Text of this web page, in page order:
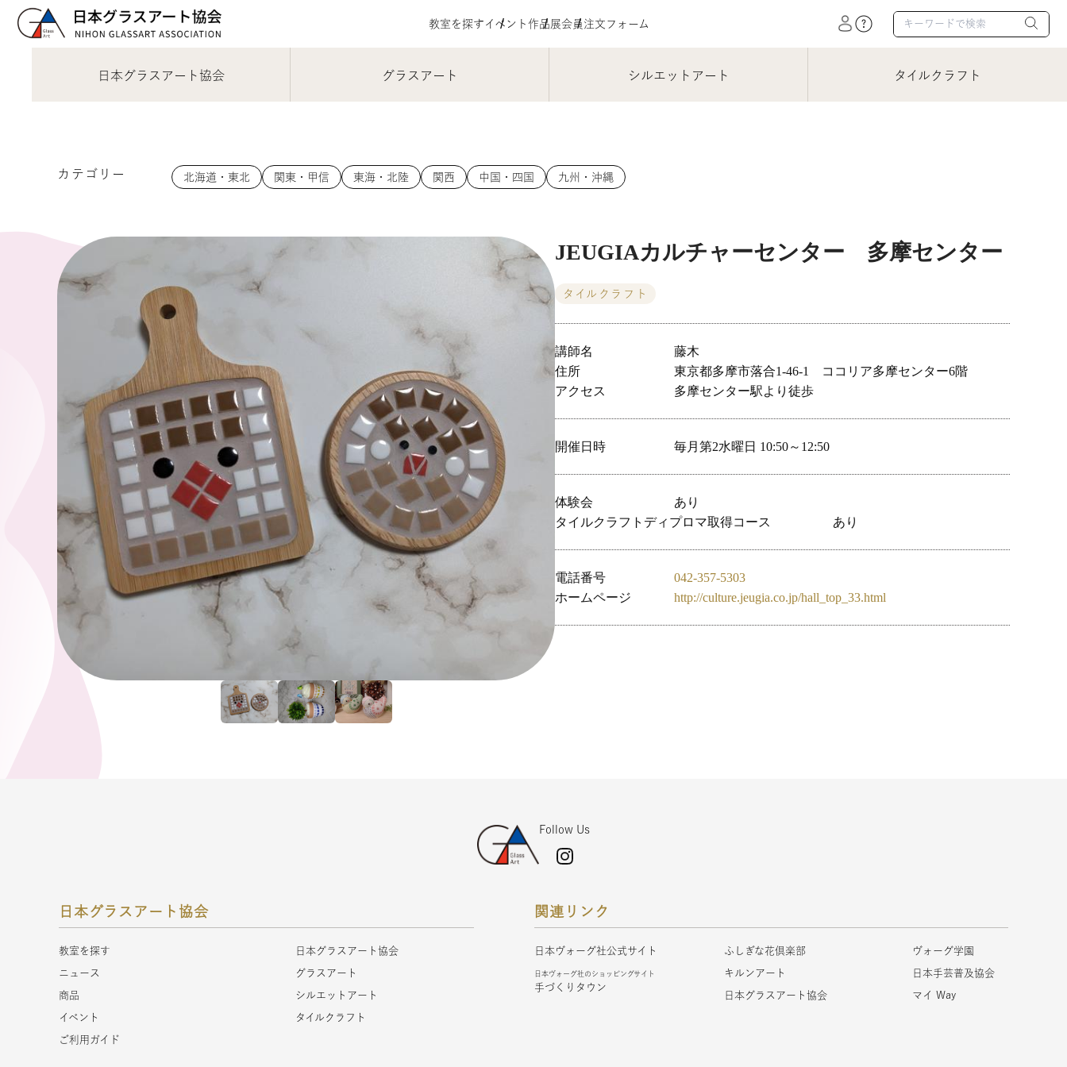
教室を探す イベント 作品展会員注文フォーム
日本グラスアート協会 グラスアート シルエットアート タイルクラフト
カテゴリー 北海道・東北 関東・甲信 東海・北陸 関西 中国・四国 九州・沖縄
JEUGIAカルチャーセンター 多摩センター
タイルクラフト
講師名
藤木
住所
東京都多摩市落合1-46-1　ココリア多摩センター6階
アクセス
多摩センター駅より徒歩
開催日時 毎月第2水曜日 10:50～12:50
体験会
あり
タイルクラフトディプロマ取得コース
あり
電話番号
042-357-5303
ホームページ
http://culture.jeugia.co.jp/hall_top_33.html
Follow Us
日本グラスアート協会
教室を探す
ニュース
商品
イベント
ご利用ガイド
日本グラスアート協会
グラスアート
シルエットアート
タイルクラフト
関連リンク
日本ヴォーグ社公式サイト
日本ヴォーグ社のショッピングサイト
手づくりタウン
ふしぎな花倶楽部
キルンアート
日本グラスアート協会
ヴォーグ学園
日本手芸普及協会
マイ Way